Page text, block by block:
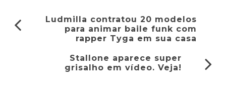
Ludmilla contratou 20 modelos
para animar baile funk com
rapper Tyga em sua casa
Stallone aparece super
grisalho em vídeo. Veja!